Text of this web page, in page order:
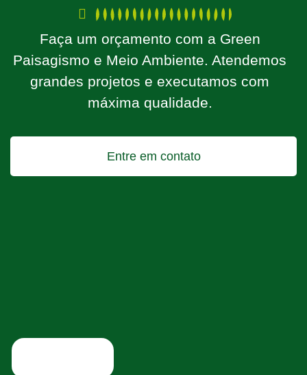
Faça um orçamento com a Green
Paisagismo e Meio Ambiente. Atendemos
grandes projetos e executamos com
máxima qualidade.
Entre em contato